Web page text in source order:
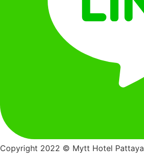
Copyright 2022 © Mytt Hotel